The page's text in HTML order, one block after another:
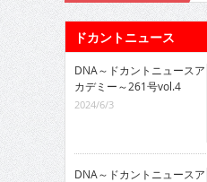
ドカントニュース
DNA～ドカントニュースア
カデミー～261号vol.4
2024/6/3
DNA～ドカントニュースア